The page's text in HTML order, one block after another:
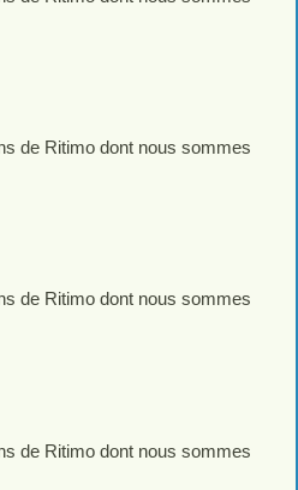
de Ritimo dont nous sommes
de Ritimo dont nous sommes
de Ritimo dont nous sommes